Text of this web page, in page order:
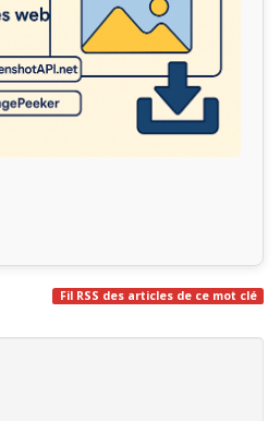
Fil RSS des articles de ce mot clé